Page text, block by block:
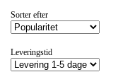
Sorter efter
Leveringstid